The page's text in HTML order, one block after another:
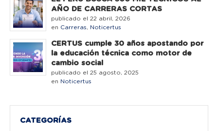
AÑO DE CARRERAS CORTAS
publicado el 22 abril, 2026
en Carreras, Noticertus
CERTUS cumple 30 años apostando por
la educación técnica como motor de
cambio social
publicado el 25 agosto, 2025
en Noticertus
CATEGORÍAS